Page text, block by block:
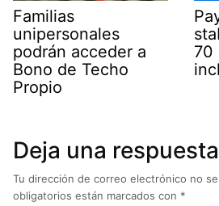
Familias
unipersonales
podrán acceder a
Bono de Techo
Propio
70
Deja una respuesta
Tu dirección de correo electrónico no
obligatorios están marcados con *